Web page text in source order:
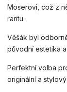
Moserovi, což z
raritu.
Věšák byl
původní estetika
Perfektní volba
originální a